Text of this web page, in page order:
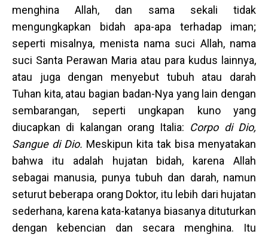
menghina Allah, dan sama sekali tidak
mengungkapkan bidah apa-apa terhadap iman;
seperti misalnya, menista nama suci Allah, nama
suci Santa Perawan Maria atau para kudus lainnya,
atau juga dengan menyebut tubuh atau darah
Tuhan kita, atau bagian badan-Nya yang lain dengan
sembarangan, seperti ungkapan kuno yang
diucapkan di kalangan orang Italia: Corpo di Dio,
Sangue di Dio. Meskipun kita tak bisa menyatakan
bahwa itu adalah hujatan bidah, karena Allah
sebagai manusia, punya tubuh dan darah, namun
seturut beberapa orang Doktor, itu lebih dari hujatan
sederhana, karena kata-katanya biasanya dituturkan
dengan kebencian dan secara menghina. Itu